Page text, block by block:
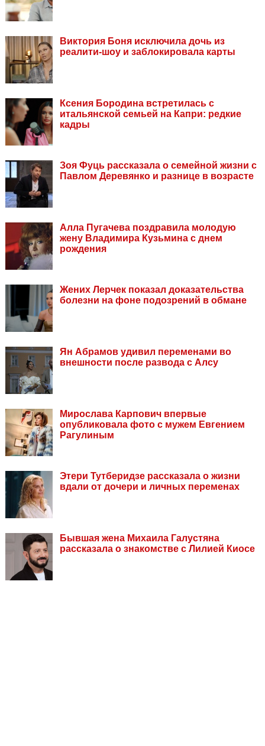
Виктория Боня исключила дочь из
реалити-шоу и заблокировала карты
Ксения Бородина встретилась с
итальянской семьей на Капри: редкие
кадры
Зоя Фуць рассказала о семейной жизни с
Павлом Деревянко и разнице в возрасте
Алла Пугачева поздравила молодую
жену Владимира Кузьмина с днем
рождения
Жених Лерчек показал доказательства
болезни на фоне подозрений в обмане
Ян Абрамов удивил переменами во
внешности после развода с Алсу
Мирослава Карпович впервые
опубликовала фото с мужем Евгением
Рагулиным
Этери Тутберидзе рассказала о жизни
вдали от дочери и личных переменах
Бывшая жена Михаила Галустяна
рассказала о знакомстве с Лилией Киосе